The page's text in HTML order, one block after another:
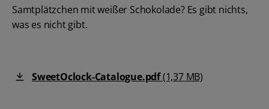
Samtplätzchen mit weißer Schokolade? Es gibt nichts,
was es nicht gibt.
SweetOclock-Catalogue.pdf(1,37 MB)